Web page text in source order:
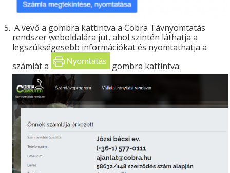
A vevő a gombra kattintva a Cobra Távnyomtatás
rendszer weboldalára jut, ahol szintén láthatja a
legszükségesebb információkat és nyomtathatja a
számlát a
gombra kattintva: